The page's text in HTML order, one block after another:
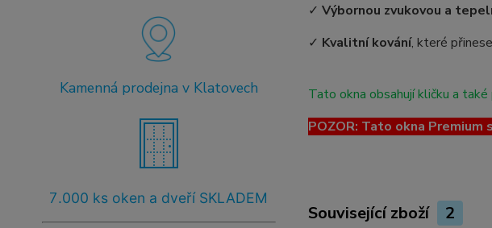
Kamenná prodejna v Klatovech
7.000 ks oken a dveří SKLADEM
✓ Výbornou zvukovou a
✓ Kvalitní kování, které
Tato okna obsahují kličku a
POZOR: Tato okna
Související zboží 2